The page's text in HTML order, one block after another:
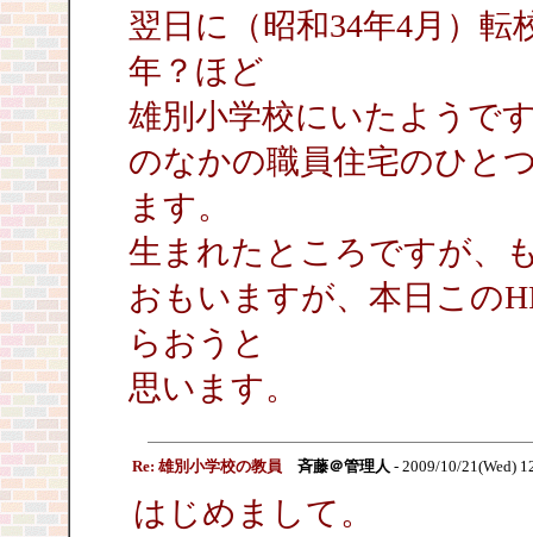
翌日に（昭和34年4月）
年？ほど
雄別小学校にいたようで
のなかの職員住宅のひと
ます。
生まれたところですが、
おもいますが、本日この
らおうと
思います。
Re: 雄別小学校の教員 斉藤＠管理人 - 2009/10/21(Wed)
はじめまして。